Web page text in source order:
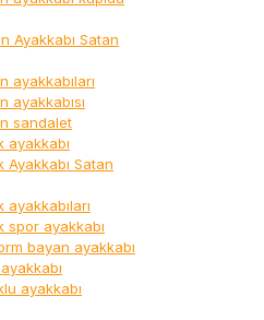
Ayakkabı Satan
ayakkabıları
ayakkabısı
sandalet
ayakkabı
Ayakkabı Satan
spor ayakkabı
bayan ayakkabı
ayakkabı